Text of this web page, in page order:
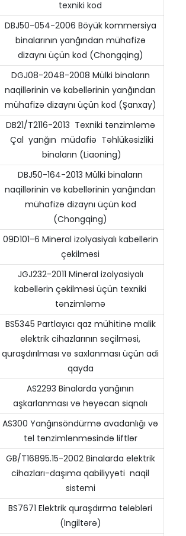
texniki kod
DBJ50-054-2006 Böyük kommersiya
binalarının yanğından mühafizə
dizaynı üçün kod (Chongqing)
DGJ08-2048-2008 Mülki binaların
naqillərinin və kabellərinin yanğından
mühafizə dizaynı üçün kod (Şanxay)
DB21/T2116-2013 Texniki tənzimləmə
Çal yanğın müdafiə Təhlükəsizliki
binaların (Liaoning)
DBJ50-164-2013 Mülki binaların
naqillərinin və kabellərinin yanğından
mühafizə dizaynı üçün kod
(Chongqing)
09D101-6 Mineral izolyasiyalı kabellərin
çəkilməsi
JGJ232-2011 Mineral izolyasiyalı
kabellərin çəkilməsi üçün texniki
tənzimləmə
BS5345 Partlayıcı qaz mühitinə malik
elektrik cihazlarının seçilməsi,
quraşdırılması və saxlanması üçün adi
qayda
AS2293 Binalarda yanğının
aşkarlanması və həyəcan siqnalı
AS300 Yanğınsöndürmə avadanlığı və
tel tənzimlənməsində liftlər
GB/T16895.15-2002 Binalarda elektrik
cihazları-daşıma qabiliyyəti naqil
sistemi
BS7671 Elektrik quraşdırma tələbləri
(İngiltərə)